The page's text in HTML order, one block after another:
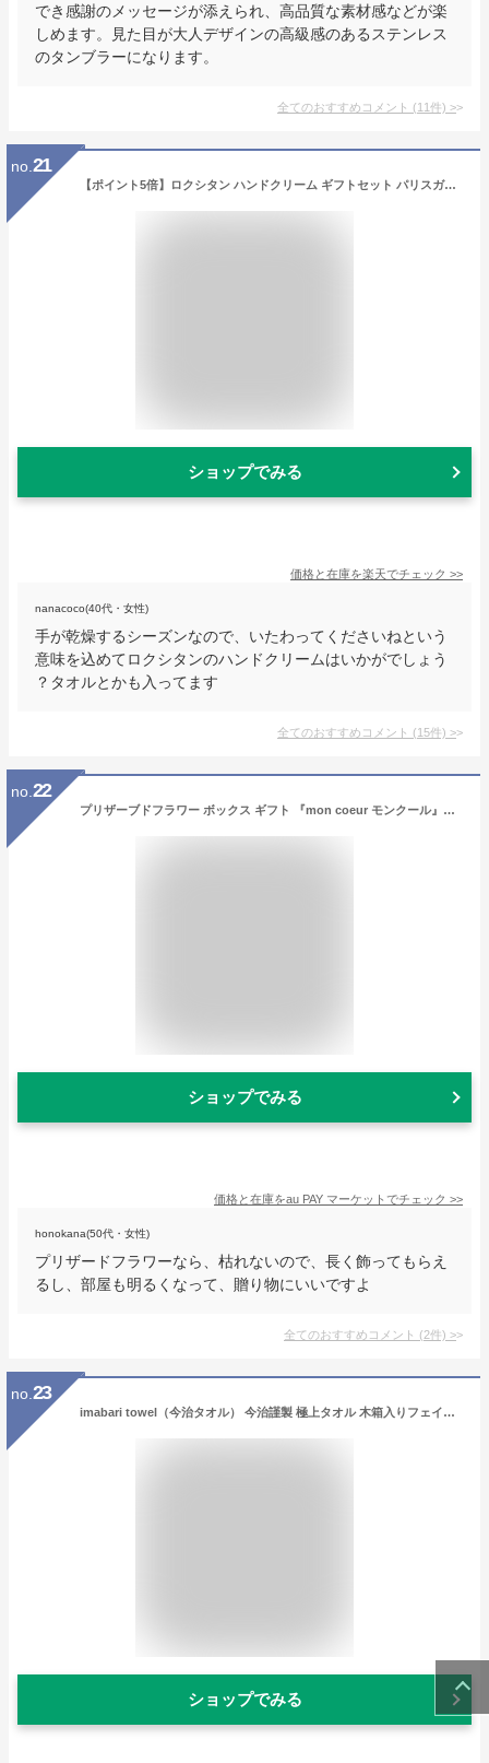
でき感謝のメッセージが添えられ、高品質な素材感などが楽
しめます。見た目が大人デザインの高級感のあるステンレス
のタンブラーになります。
全てのおすすめコメント (11件) >
no. 21
【ポイント5倍】ロクシタン ハンドクリーム ギフトセット パリスガールボックス ミニ 10ml 可愛い おしゃれ 映える タオルハンカチ サシェ ラッピング済 送料無料 女性 誕生日 プレゼント 人気 センス良い 贈り物 女友達 退職祝い お礼 上品 大人可愛い 高見え シンプル
ショップでみる
価格と在庫を楽天でチェック >>
nanacoco(40代・女性)
手が乾燥するシーズンなので、いたわってくださいねという
意味を込めてロクシタンのハンドクリームはいかがでしょう
？タオルとかも入ってます
全てのおすすめコメント (15件) >
no. 22
プリザーブドフラワー ボックス ギフト 『mon coeur モンクール』【花 ローズ 誕生日 結婚祝い 新築祝い プレゼント プリザードフラワー
ショップでみる
価格と在庫をau PAY マーケット でチェック >>
honokana(50代・女性)
プリザードフラワーなら、枯れないので、長く飾ってもらえ
るし、部屋も明るくなって、贈り物にいいですよ
全てのおすすめコメント (2件) >
no. 23
imabari towel（今治タオル） 今治謹製 極上タオル 木箱入りフェイスタオル2P(GK4052) マルチカラー
ショップでみる